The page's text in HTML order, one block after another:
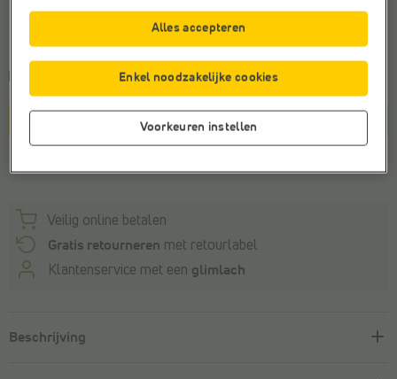
Algemeen maatadvies
Bestel je gebruikelijke maat
Kies een maat om deleveringstermijnte zien
In winkelmandje
Veilig online betalen
Gratis retourneren met retourlabel
Klantenservice met een glimlach
Beschrijving
Voorkeuren instellen
Enkel noodzakelijke cookies
Alles accepteren